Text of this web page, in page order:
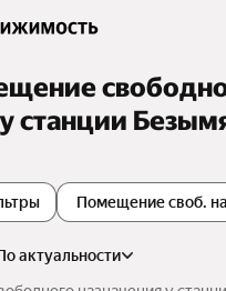
станции
Помещение своб.
по актуальности